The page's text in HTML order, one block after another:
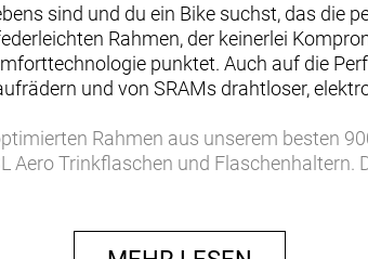
sind und du ein Bike suchst, das die
Rahmen, der keinerlei
punktet. Auch auf die
und von SRAMs drahtloser,
Rahmen aus unserem besten
Aero Trinkflaschen und Flaschenhaltern.
einer einteiligen Trek Aero RSL Lenker/